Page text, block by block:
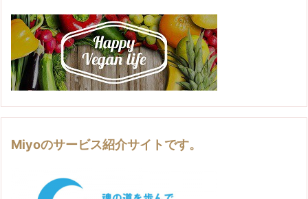
Miyoのサービス紹介サイトです。